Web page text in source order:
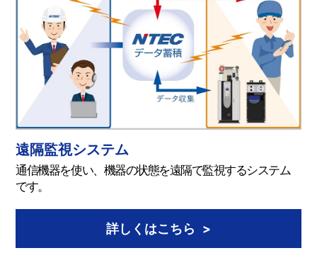
遠隔監視システム
通信機器を使い、機器の状態を遠隔で監視するシステム
です。
詳しくはこちら